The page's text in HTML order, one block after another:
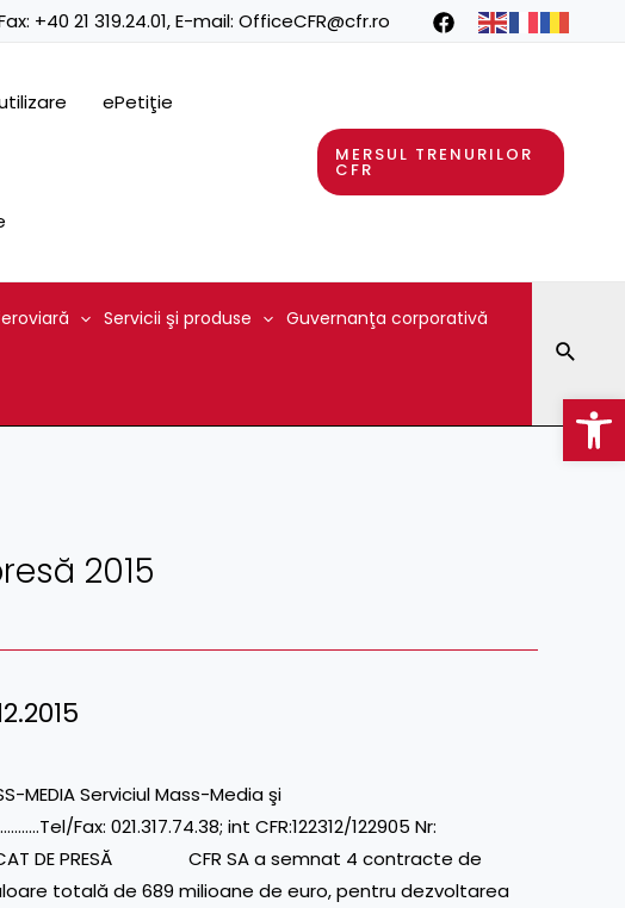
+40 21 319.24.01, E-mail: OfficeCFR@cfr.ro
ePetiţie
MERSUL TRENURILOR
CFR
Servicii şi produse Guvernanţa corporativă
2015
MEDIA Serviciul Mass-Media şi
Fax: 021.317.74.38; int CFR:122312/122905 Nr:
DE PRESĂ CFR SA a semnat 4 contracte de
totală de 689 milioane de euro, pentru dezvoltarea